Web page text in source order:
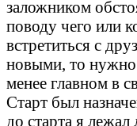
заложником
поводу чего или
встретиться с
новыми, то нужно
менее главном в
Старт был
до старта я